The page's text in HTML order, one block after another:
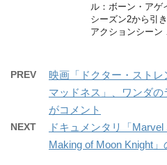
ル：ボーン・アゲ
シーズン2から引
アクションシーン
PREV
映画「ドクター・ストレ
マッドネス」、ワンダ
がコメント
NEXT
ドキュメンタリ「
Making of Moon Knight